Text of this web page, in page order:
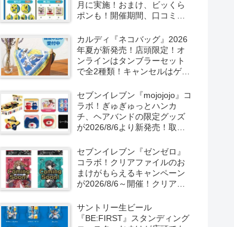
月に実施！おまけ、ビッくら
ポンも！開催期間、口コミ、
カルディ『ネコバッグ』2026
年夏が新発売！店頭限定！オ
ンラインはタンブラーセット
で全2種類！キャンセルはゲリ
セブンイレブン『mojojojo』コ
ラボ！ぎゅぎゅっとハンカ
チ、ヘアバンドの限定グッズ
が2026/8/6より新発売！取扱
セブンイレブン『ゼンゼロ』
コラボ！クリアファイルのお
まけがもらえるキャンペーン
が2026/8/6～開催！クリアカ
売！
サントリー生ビール
『BE:FIRST』スタンディング